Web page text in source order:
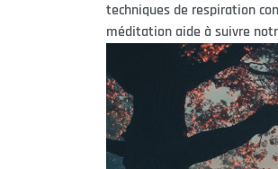
techniques de respiration
méditation aide à suivre